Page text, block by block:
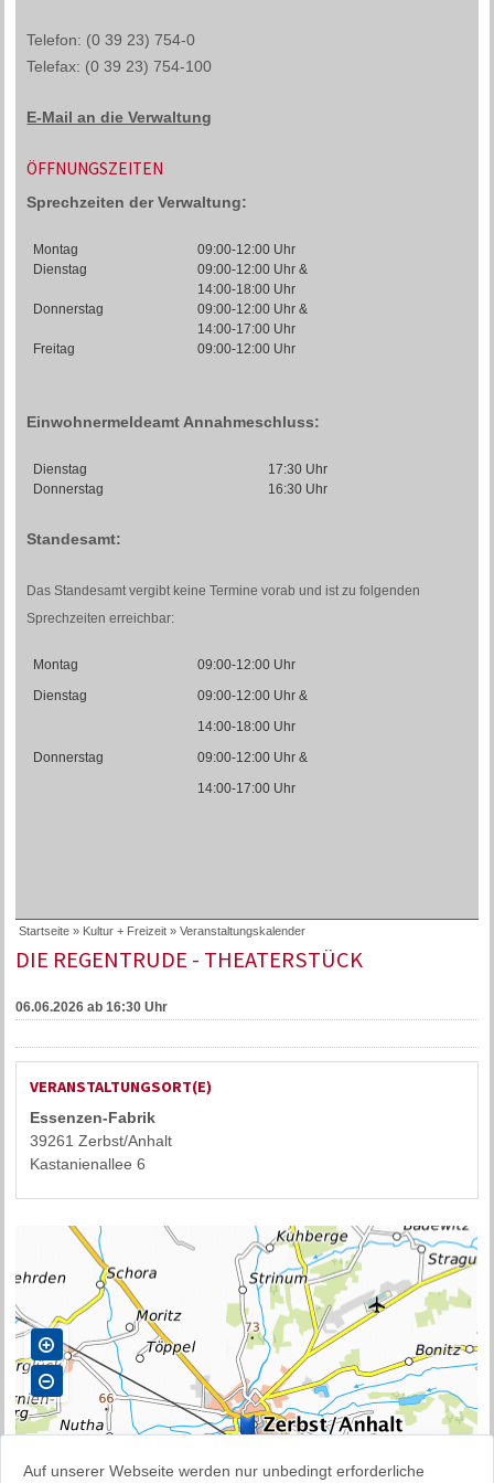
Auf unserer Webseite werden nur unbedingt erforderliche
Telefon: (0 39 23) 754-0
Telefax: (0 39 23) 754-100
E-Mail an die Verwaltung
ÖFFNUNGSZEITEN
Sprechzeiten der Verwaltung:
Montag
09:00-12:00 Uhr
Dienstag
09:00-12:00 Uhr &
14:00-18:00 Uhr
Donnerstag
09:00-12:00 Uhr &
14:00-17:00 Uhr
Freitag
09:00-12:00 Uhr
Einwohnermeldeamt Annahmeschluss:
Dienstag
17:30 Uhr
Donnerstag
16:30 Uhr
Standesamt:
Das Standesamt vergibt keine Termine vorab und ist zu folgenden
Sprechzeiten erreichbar:
Montag
09:00-12:00 Uhr
Dienstag
09:00-12:00 Uhr &
14:00-18:00 Uhr
Donnerstag
09:00-12:00 Uhr &
14:00-17:00 Uhr
Startseite » Kultur + Freizeit »Veranstaltungskalender
DIE REGENTRUDE - THEATERSTÜCK
06.06.2026 ab 16:30 Uhr
VERANSTALTUNGSORT(E)
Essenzen-Fabrik
39261 Zerbst/Anhalt
Kastanienallee 6